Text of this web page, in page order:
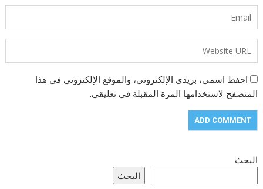
احفظ اسمي، بريدي الإلكتروني، والموقع الإلكتروني في هذا
المتصفح لاستخدامها المرة المقبلة في تعليقي.
البحث
البحث